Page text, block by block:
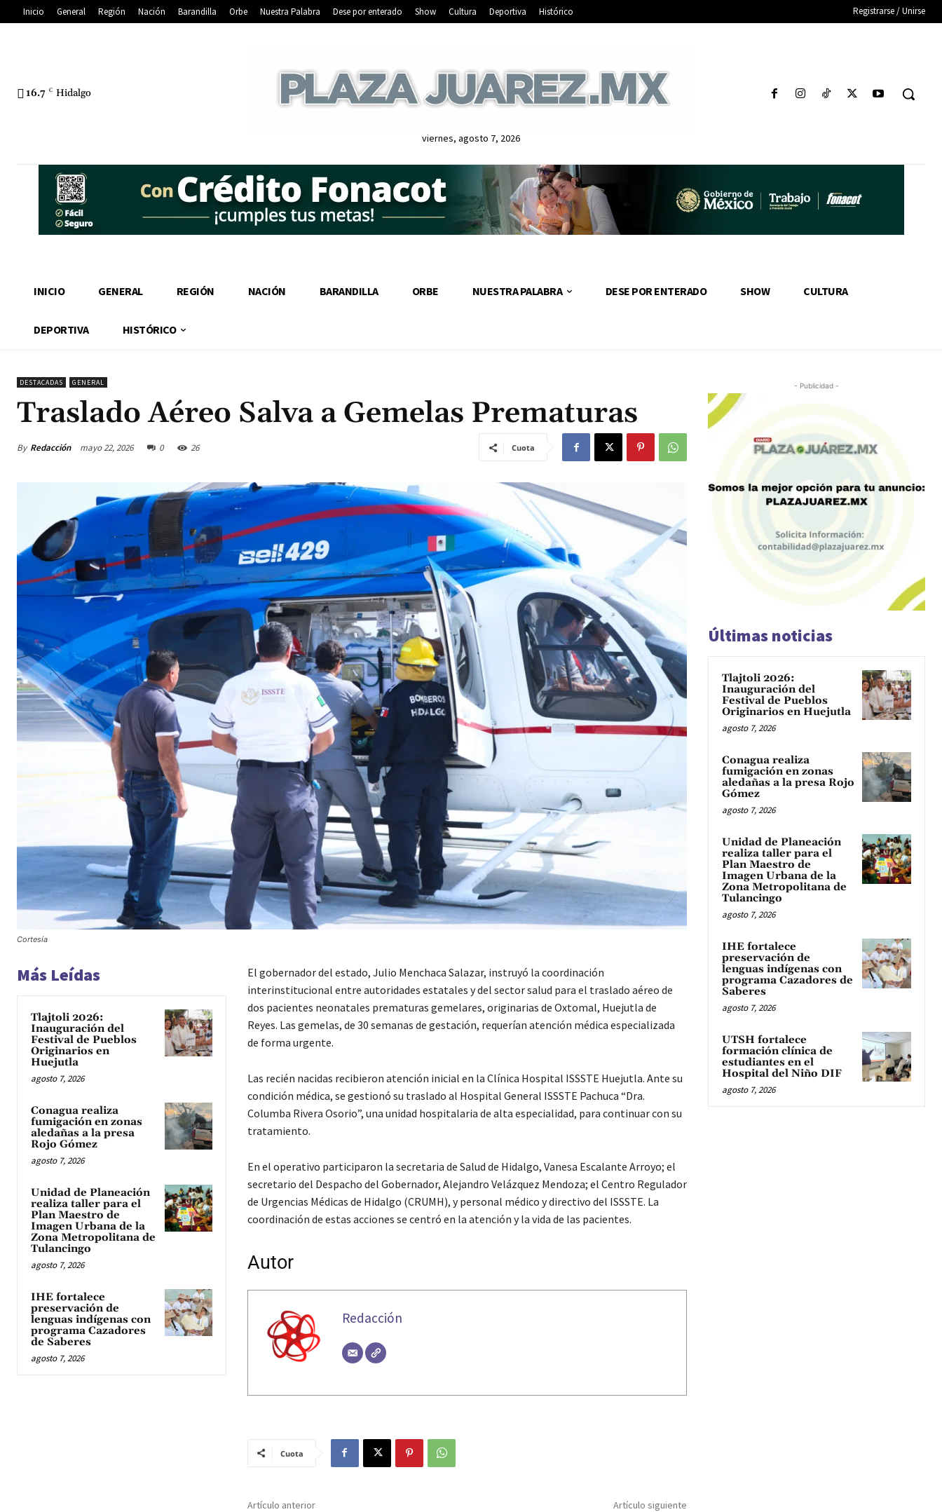
Inicio General Región Nación Barandilla Orbe Nuestra Palabra Dese por enterado Show Cultura Deportiva Histórico Registrarse / Unirse
16.7 C Hidalgo
viernes, agosto 7, 2026
INICIO GENERAL REGIÓN NACIÓN BARANDILLA ORBE NUESTRA PALABRA DESE POR ENTERADO SHOW CULTURA
DEPORTIVA HISTÓRICO
DESTACADAS GENERAL
Traslado Aéreo Salva a Gemelas Prematuras
By Redacción mayo 22, 2026 0 26 Cuota
Cortesía
Más Leídas
Tlajtoli 2026:
Inauguración del
Festival de Pueblos
Originarios en
Huejutla
agosto 7, 2026
Conagua realiza
fumigación en zonas
aledañas a la presa
Rojo Gómez
agosto 7, 2026
Unidad de Planeación
realiza taller para el
Plan Maestro de
Imagen Urbana de la
Zona Metropolitana de
Tulancingo
agosto 7, 2026
IHE fortalece
preservación de
lenguas indígenas con
programa Cazadores
de Saberes
agosto 7, 2026
El gobernador del estado, Julio Menchaca Salazar, instruyó la coordinación
interinstitucional entre autoridades estatales y del sector salud para el traslado aéreo de
dos pacientes neonatales prematuras gemelares, originarias de Oxtomal, Huejutla de
Reyes. Las gemelas, de 30 semanas de gestación, requerían atención médica especializada
de forma urgente.
Las recién nacidas recibieron atención inicial en la Clínica Hospital ISSSTE Huejutla. Ante su
condición médica, se gestionó su traslado al Hospital General ISSSTE Pachuca “Dra.
Columba Rivera Osorio”, una unidad hospitalaria de alta especialidad, para continuar con su
tratamiento.
En el operativo participaron la secretaria de Salud de Hidalgo, Vanesa Escalante Arroyo; el
secretario del Despacho del Gobernador, Alejandro Velázquez Mendoza; el Centro Regulador
de Urgencias Médicas de Hidalgo (CRUMH), y personal médico y directivo del ISSSTE. La
coordinación de estas acciones se centró en la atención y la vida de las pacientes.
Autor
Redacción
Cuota
Artículo anterior Artículo siguiente
- Publicidad -
Últimas noticias
Tlajtoli 2026:
Inauguración del
Festival de Pueblos
Originarios en Huejutla
agosto 7, 2026
Conagua realiza
fumigación en zonas
aledañas a la presa Rojo
Gómez
agosto 7, 2026
Unidad de Planeación
realiza taller para el
Plan Maestro de
Imagen Urbana de la
Zona Metropolitana de
Tulancingo
agosto 7, 2026
IHE fortalece
preservación de
lenguas indígenas con
programa Cazadores de
Saberes
agosto 7, 2026
UTSH fortalece
formación clínica de
estudiantes en el
Hospital del Niño DIF
agosto 7, 2026